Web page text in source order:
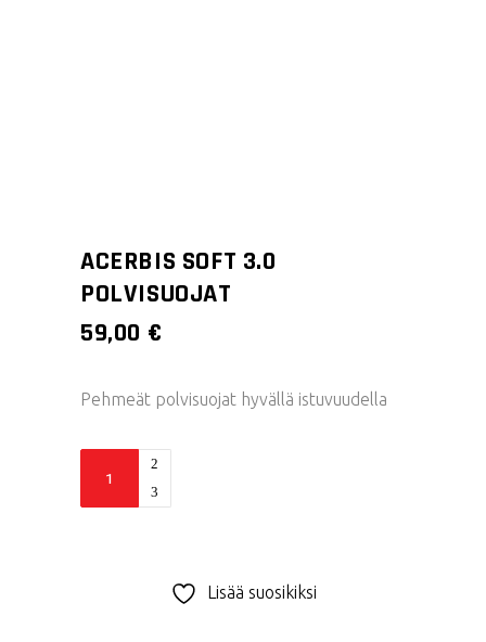
ACERBIS SOFT 3.0
POLVISUOJAT
59,00 €
Pehmeät polvisuojat hyvällä istuvuudella
Lisää suosikiksi